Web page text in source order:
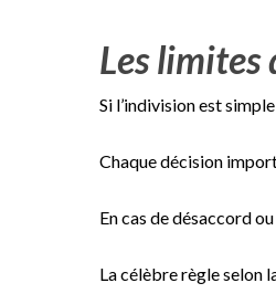
Les limites
Si l’indivision est
Chaque décision
En cas de désaccord
La célèbre règle selon